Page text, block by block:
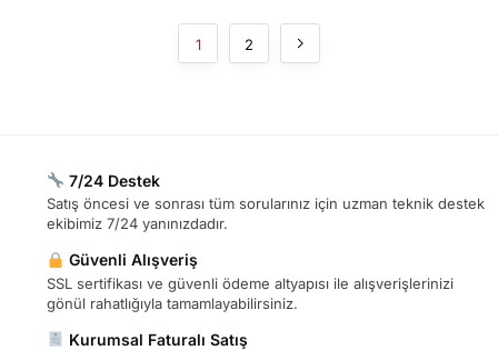
1 2
7/24 Destek
Satış öncesi ve sonrası tüm sorularınız için uzman teknik destek
ekibimiz 7/24 yanınızdadır.
Güvenli Alışveriş
SSL sertifikası ve güvenli ödeme altyapısı ile alışverişlerinizi
gönül rahatlığıyla tamamlayabilirsiniz.
Kurumsal Faturalı Satış